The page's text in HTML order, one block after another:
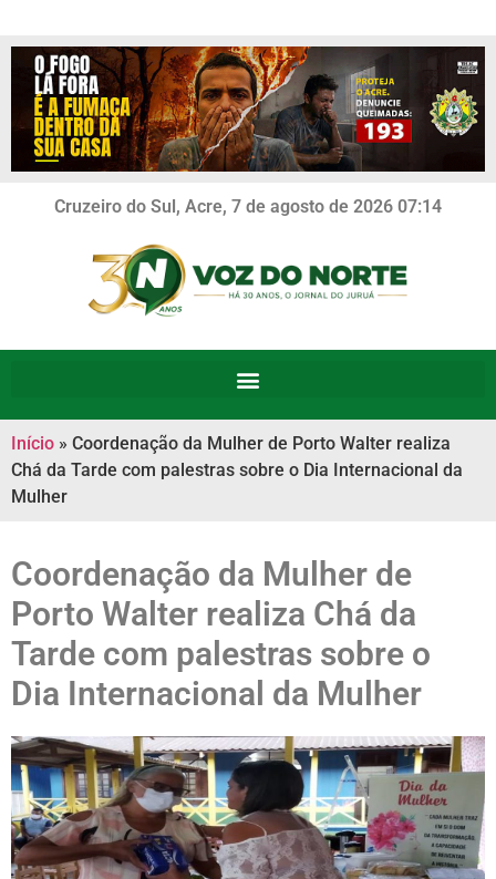
Cruzeiro do Sul, Acre, 7 de agosto de 2026 07:14
Início » Coordenação da Mulher de Porto Walter realiza
Chá da Tarde com palestras sobre o Dia Internacional da
Mulher
Coordenação da Mulher de
Porto Walter realiza Chá da
Tarde com palestras sobre o
Dia Internacional da Mulher